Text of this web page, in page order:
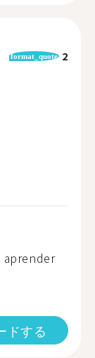
format_quote 2
aprender
ドする